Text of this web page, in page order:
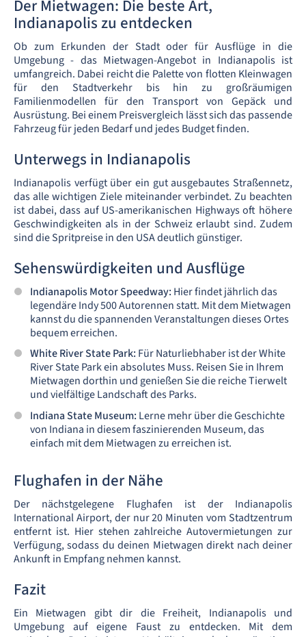
Der Mietwagen: Die beste Art,
Indianapolis zu entdecken
Ob zum Erkunden der Stadt oder für Ausflüge in die
Umgebung - das Mietwagen-Angebot in Indianapolis ist
umfangreich. Dabei reicht die Palette von flotten Kleinwagen
für den Stadtverkehr bis hin zu großräumigen
Familienmodellen für den Transport von Gepäck und
Ausrüstung. Bei einem Preisvergleich lässt sich das passende
Fahrzeug für jeden Bedarf und jedes Budget finden.
Unterwegs in Indianapolis
Indianapolis verfügt über ein gut ausgebautes Straßennetz,
das alle wichtigen Ziele miteinander verbindet. Zu beachten
ist dabei, dass auf US-amerikanischen Highways oft höhere
Geschwindigkeiten als in der Schweiz erlaubt sind. Zudem
sind die Spritpreise in den USA deutlich günstiger.
Sehenswürdigkeiten und Ausflüge
Indianapolis Motor Speedway: Hier findet jährlich das
legendäre Indy 500 Autorennen statt. Mit dem Mietwagen
kannst du die spannenden Veranstaltungen dieses Ortes
bequem erreichen.
White River State Park: Für Naturliebhaber ist der White
River State Park ein absolutes Muss. Reisen Sie in Ihrem
Mietwagen dorthin und genießen Sie die reiche Tierwelt
und vielfältige Landschaft des Parks.
Indiana State Museum: Lerne mehr über die Geschichte
von Indiana in diesem faszinierenden Museum, das
einfach mit dem Mietwagen zu erreichen ist.
Flughafen in der Nähe
Der nächstgelegene Flughafen ist der Indianapolis
International Airport, der nur 20 Minuten vom Stadtzentrum
entfernt ist. Hier stehen zahlreiche Autovermietungen zur
Verfügung, sodass du deinen Mietwagen direkt nach deiner
Ankunft in Empfang nehmen kannst.
Fazit
Ein Mietwagen gibt dir die Freiheit, Indianapolis und
Umgebung auf eigene Faust zu entdecken. Mit dem